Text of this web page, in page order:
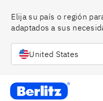
Elija su país o región
adaptados a sus
United States
Berlitz Chile